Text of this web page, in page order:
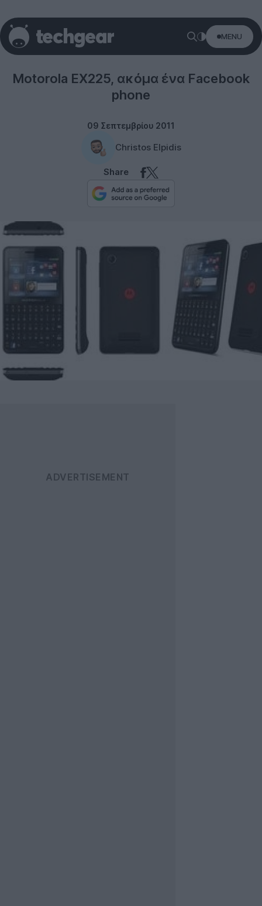
MENU
Motorola EX225, ακόμα ένα Facebook
phone
09 Σεπτεμβρίου 2011
Christos Elpidis
Share